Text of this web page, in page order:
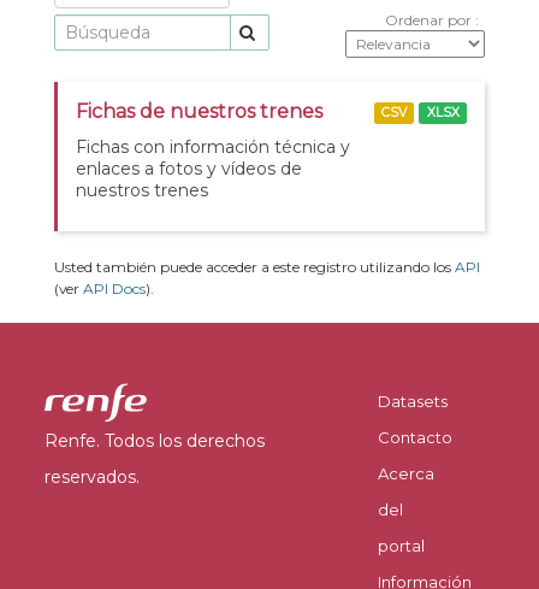
Ordenar por
Fichas de nuestros trenes
Fichas con información técnica y
enlaces a fotos y vídeos de
nuestros trenes
CSV XLSX
Usted también puede acceder a este registro utilizando los API
(ver API Docs).
Renfe. Todos los derechos
reservados.
Datasets
Contacto
Acerca
del
portal
Información